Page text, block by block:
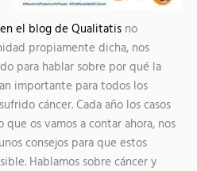
en el blog de Qualitatis no
propiamente dicha, nos
para hablar sobre por qué la
importante para todos los
cáncer. Cada año los casos
os vamos a contar ahora, nos
consejos para que estos
Hablamos sobre cáncer y